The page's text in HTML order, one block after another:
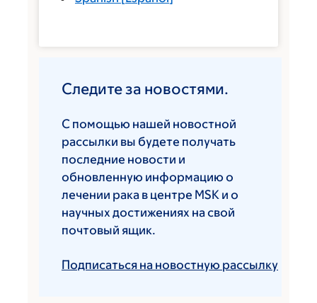
Следите за новостями.
С помощью нашей новостной
рассылки вы будете получать
последние новости и
обновленную информацию о
лечении рака в центре MSK и о
научных достижениях на свой
почтовый ящик.
Подписаться на новостную рассылку